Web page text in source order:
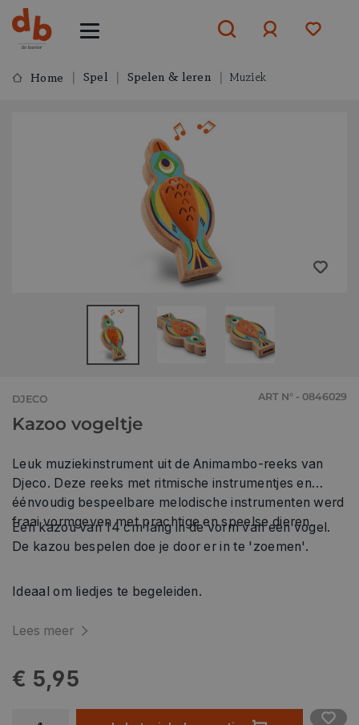
of aanmelden
Home Spel Spelen & leren Muziek
DJECO ART N° - 0846029
Kazoo vogeltje
Leuk muziekinstrument uit de Animambo-reeks van
Djeco. Deze reeks met ritmische instrumentjes en
éénvoudig bespeelbare melodische instrumenten werd
fraai vormgeven met prachtige en speelse dieren.
Een kazou van 14 cm lang in de vorm van een vogel.
De kazou bespelen doe je door er in te 'zoemen'.
Ideaal om liedjes te begeleiden.
Lees meer
€ 5,95